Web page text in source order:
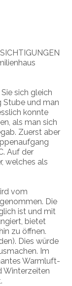
sich gleich
Stube und man
konnte
als man sich
Zuerst aber
Auf der
welches als
vom
Die
ist und mit
bietet
zu öffnen.
Dies würde
Im
Warmluft-
Winterzeiten